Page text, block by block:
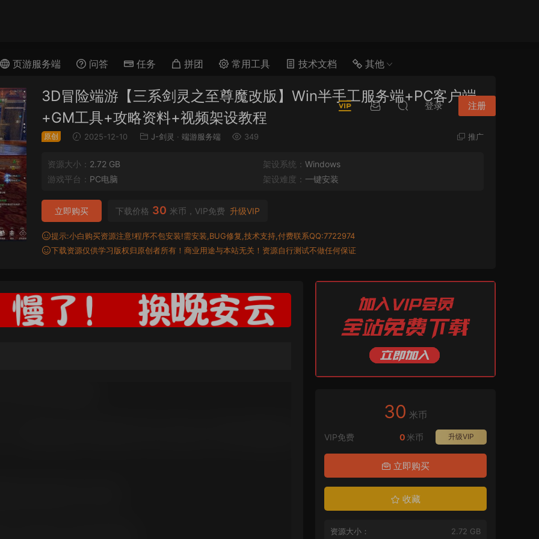
页游服务端 问答 任务 拼团 常用工具 技术文档 其他
登录 注册
3D冒险端游【三系剑灵之至尊魔改版】Win半手工服务端+PC客户端
+GM工具+攻略资料+视频架设教程
原创 2025-12-10 J-剑灵 · 端游服务端 349 推广
资源大小： 2.72 GB 架设系统： Windows
游戏平台： PC电脑 架设难度： 一键安装
下载价格 30 米币，VIP免费 升级VIP
立即购买
提示:小白购买资源注意!程序不包安装!需安装,BUG修复,技术支持,付费联系QQ:7722974
下载资源仅供学习版权归原创者所有！商业用途与本站无关！资源自行测试不做任何保证
30 米币
VIP免费 升级VIP
0 米币
立即购买
收藏
资源大小： 2.72 GB